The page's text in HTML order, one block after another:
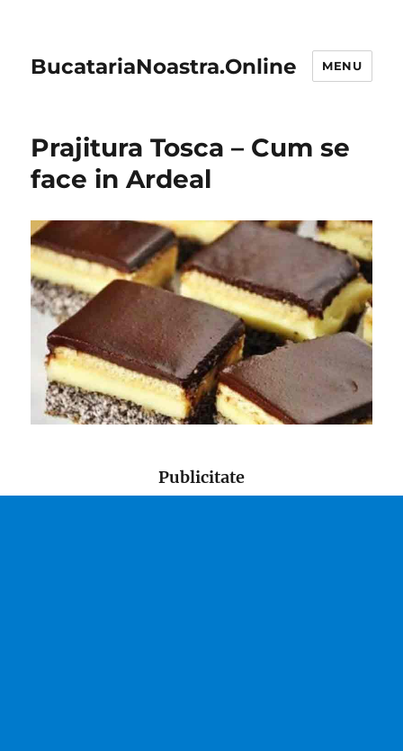
BucatariaNoastra.Online MENU
Prajitura Tosca – Cum se
face in Ardeal
Publicitate